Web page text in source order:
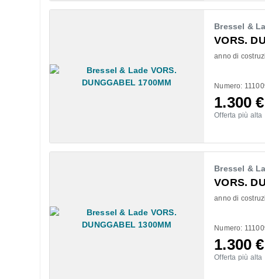
Bressel &
VORS.
anno di
Numero:
1.300€
Offerta più alta
Bressel &
VORS.
anno di
Numero:
1.300€
Offerta più alta